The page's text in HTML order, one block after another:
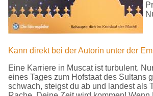
Kann direkt bei der Autorin unter der
Eine Karriere in Muscat ist turbulent.
eines Tages zum Hofstaat des Sultans
schwach, steigst du ab und landest als